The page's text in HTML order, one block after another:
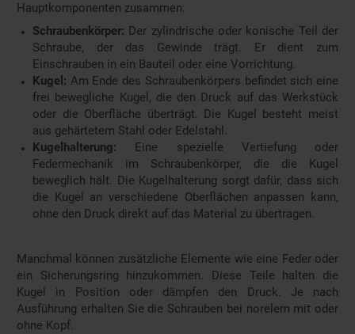
Hauptkomponenten zusammen:
Schraubenkörper: Der zylindrische oder konische Teil der
Schraube, der das Gewinde trägt. Er dient zum
Einschrauben in ein Bauteil oder eine Vorrichtung.
Kugel: Am Ende des Schraubenkörpers befindet sich eine
frei bewegliche Kugel, die den Druck auf das Werkstück
oder die Oberfläche überträgt. Die Kugel besteht meist
aus gehärtetem Stahl oder Edelstahl.
Kugelhalterung: Eine spezielle Vertiefung oder
Federmechanik im Schraubenkörper, die die Kugel
beweglich hält. Die Kugelhalterung sorgt dafür, dass sich
die Kugel an verschiedene Oberflächen anpassen kann,
ohne den Druck direkt auf das Material zu übertragen.
Manchmal können zusätzliche Elemente wie eine Feder oder
ein Sicherungsring hinzukommen. Diese Teile halten die
Kugel in Position oder dämpfen den Druck. Je nach
Ausführung erhalten Sie die Schrauben bei norelem mit oder
ohne Kopf.